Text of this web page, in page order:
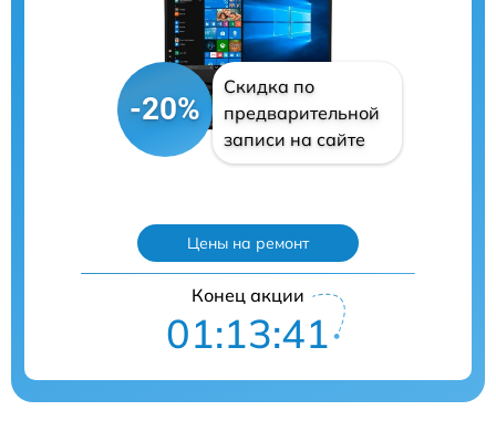
-20%
Скидка по
предварительной
записи на сайте
Цены на ремонт
Конец акции
01:13:40